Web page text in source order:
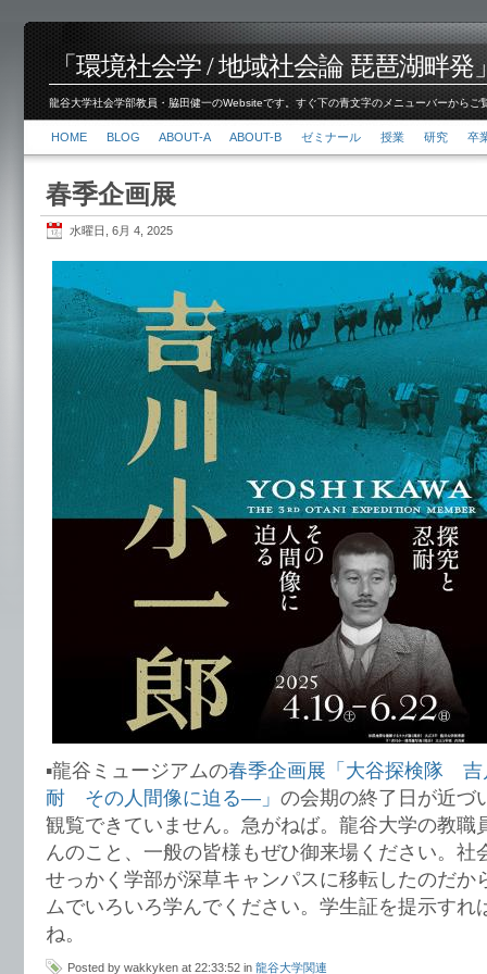
「環境社会学 / 地域社会論 琵琶湖畔発
龍谷大学社会学部教員・脇田健一のWebsiteです。すぐ下の青文字のメニューバーから
HOME BLOG ABOUT-A ABOUT-B ゼミナール 授業 研究 卒
春季企画展
水曜日, 6月 4, 2025
▪️龍谷ミュージアムの春季企画展「大谷探検隊
耐 その人間像に迫る―」 の会期の終了日が近づ
観覧できていません。急がねば。龍谷大学の教職
んのこと、一般の皆様もぜひ御来場ください。社
せっかく学部が深草キャンパスに移転したのだか
ムでいろいろ学んでください。学生証を提示すれ
ね。
Posted by wakkyken at 22:33:52 in 龍谷大学関連